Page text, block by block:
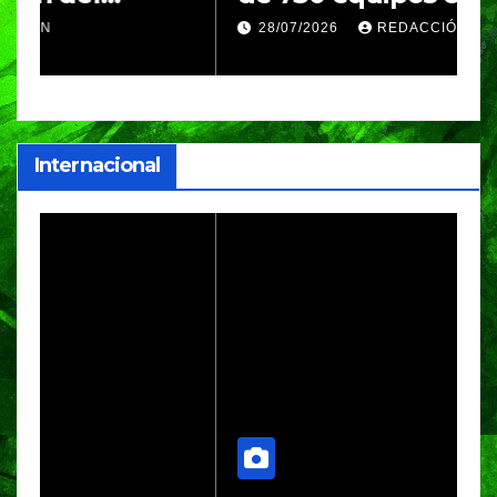
Festival Máster de Voleibol
REDACCIÓN
Internacional